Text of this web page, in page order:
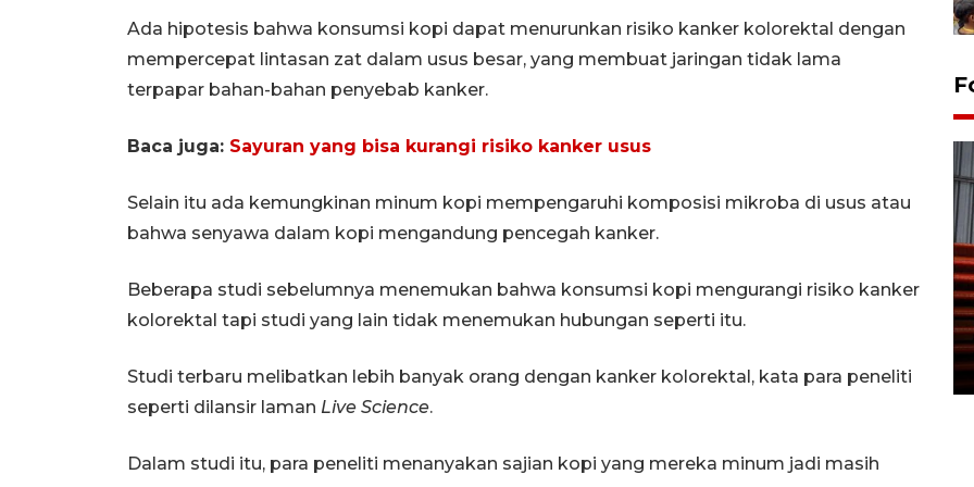
Ada hipotesis bahwa konsumsi kopi dapat menurunkan risiko kanker kolorektal dengan
mempercepat lintasan zat dalam usus besar, yang membuat jaringan tidak lama
terpapar bahan-bahan penyebab kanker.
Baca juga: Sayuran yang bisa kurangi risiko kanker usus
Selain itu ada kemungkinan minum kopi mempengaruhi komposisi mikroba di usus atau
bahwa senyawa dalam kopi mengandung pencegah kanker.
Beberapa studi sebelumnya menemukan bahwa konsumsi kopi mengurangi risiko kanker
kolorektal tapi studi yang lain tidak menemukan hubungan seperti itu.
Studi terbaru melibatkan lebih banyak orang dengan kanker kolorektal, kata para peneliti
seperti dilansir laman Live Science.
Dalam studi itu, para peneliti menanyakan sajian kopi yang mereka minum jadi masih
Prediksi puncak musim
kemarau di Kalimantan
Tengah
22 July 2026 17:18 WIB